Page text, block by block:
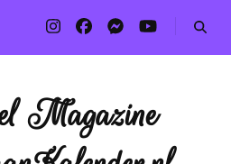
Magazine